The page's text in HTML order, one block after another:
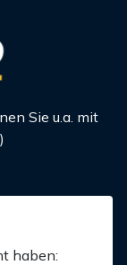
Sie u.a. mit
haben: